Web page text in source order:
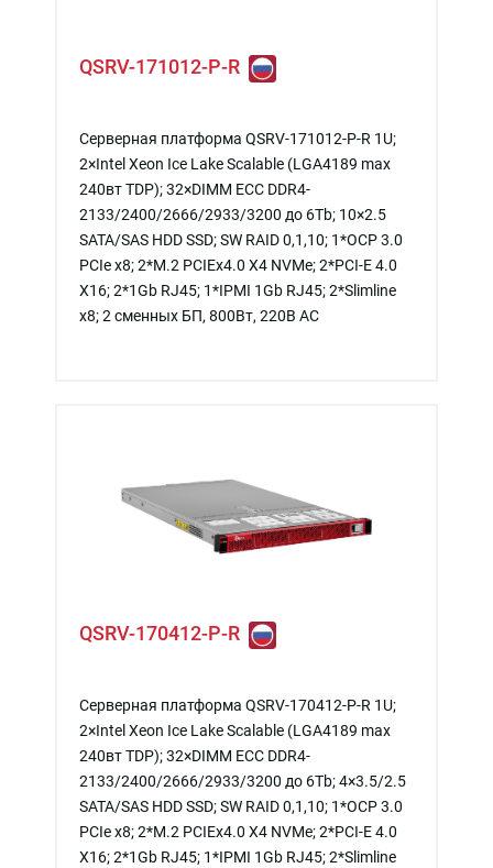
QSRV-171012-P-R
Серверная платформа QSRV-171012-P-R 1U;
2×Intel Xeon Ice Lake Scalable (LGA4189 max
240вт TDP); 32×DIMM ECC DDR4-
2133/2400/2666/2933/3200 до 6Tb; 10×2.5
SATA/SAS HDD SSD; SW RAID 0,1,10; 1*OCP 3.0
PCIe x8; 2*M.2 PCIEx4.0 X4 NVMe; 2*PCI-E 4.0
X16; 2*1Gb RJ45; 1*IPMI 1Gb RJ45; 2*Slimline
x8; 2 сменных БП, 800Вт, 220В АС
QSRV-170412-P-R
Серверная платформа QSRV-170412-P-R 1U;
2×Intel Xeon Ice Lake Scalable (LGA4189 max
240вт TDP); 32×DIMM ECC DDR4-
2133/2400/2666/2933/3200 до 6Tb; 4×3.5/2.5
SATA/SAS HDD SSD; SW RAID 0,1,10; 1*OCP 3.0
PCIe x8; 2*M.2 PCIEx4.0 X4 NVMe; 2*PCI-E 4.0
X16; 2*1Gb RJ45; 1*IPMI 1Gb RJ45; 2*Slimline